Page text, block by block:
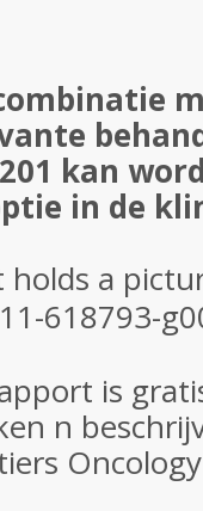
kan
in de
is
n